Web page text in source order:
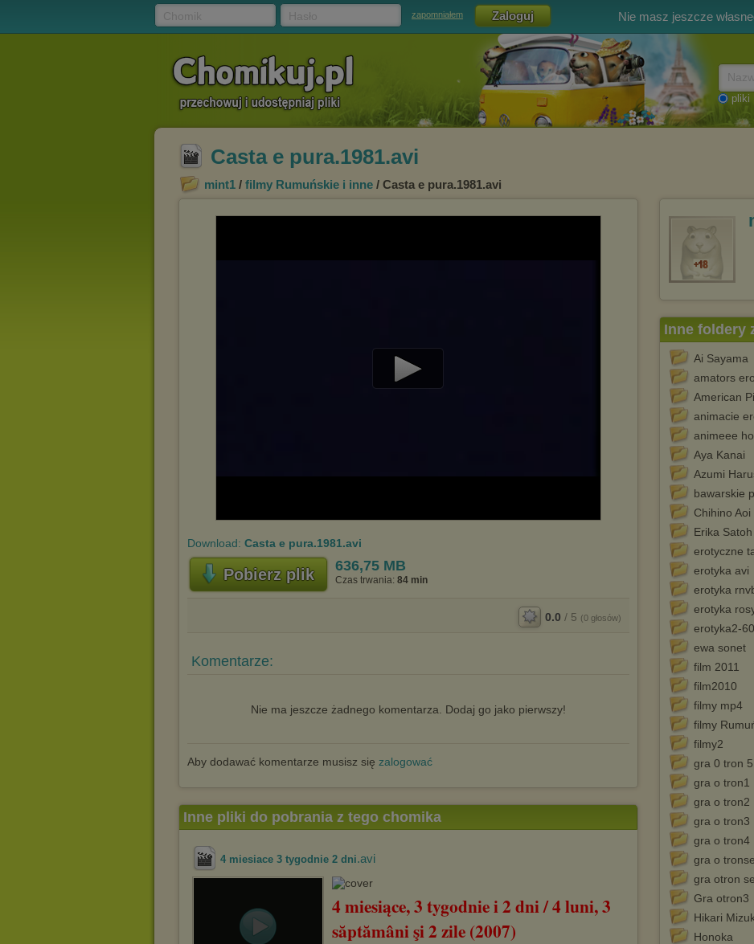
zapomniałem Nie masz jeszcze
pliki
Casta e pura.1981.avi
mint1 / filmy Rumuńskie i inne / Casta e pura.1981.avi
Play
Download: Casta e pura.1981.avi
Pobierz plik 636,75 MB
Czas trwania: 84 min
0.0 / 5 (0 głosów)
Komentarze:
Nie ma jeszcze żadnego komentarza. Dodaj go jako pierwszy!
Aby dodawać komentarze musisz się zalogować
Inne foldery
Ai Sayama
amators
American
animacie
animeee
Aya Kanai
Azumi
bawarskie
Chihino Aoi
Erika Satoh
erotyczne
erotyka avi
erotyka
erotyka
erotyka2-
ewa sonet
film 2011
film2010
filmy mp4
filmy
filmy2
gra 0 tron 5
gra o tron1
gra o tron2
gra o tron3
gra o tron4
gra o
gra otron
Gra otron3
Hikari
Honoka
Inne pliki do pobrania z tego chomika
4 miesiace 3 tygodnie 2 dni.avi
4 miesiące, 3 tygodnie i 2 dni / 4 luni, 3
săptămâni şi 2 zile (2007)